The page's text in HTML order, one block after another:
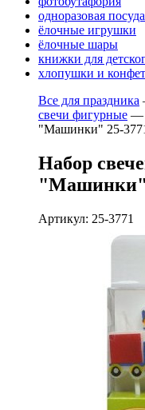
одноразовая
ёлочные игрушки
ёлочные шары
книжки для
хлопушки и
Все для праздника
свечи фигурные —
"Машинки" 25-
Набор
"Машинки"
Артикул: 25-3771